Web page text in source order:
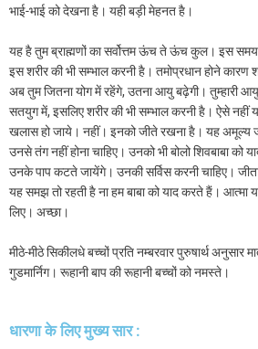
भाई-भाई को देखना है। यही बड़ी मेहनत है।
यह है तुम ब्राह्मणों का सर्वोत्तम ऊंच ते ऊंच कुल। इस समय
इस शरीर की भी सम्भाल करनी है। तमोप्रधान होने कारण
अब तुम जितना योग में रहेंगे, उतना आयु बढ़ेगी। तुम्हारी
सतयुग में, इसलिए शरीर की भी सम्भाल करनी है। ऐसे नहीं
खलास हो जाये। नहीं। इनको जीते रखना है। यह अमूल्य
उनसे तंग नहीं होना चाहिए। उनको भी बोलो शिवबाबा को
उनके पाप कटते जायेंगे। उनकी सर्विस करनी चाहिए। जीता
यह समझ तो रहती है ना हम बाबा को याद करते हैं। आत्मा
लिए। अच्छा।
मीठे-मीठे सिकीलधे बच्चों प्रति नम्बरवार पुरुषार्थ अनुसार
गुडमार्निग। रूहानी बाप की रूहानी बच्चों को नमस्ते।
धारणा के लिए मुख्य सार :